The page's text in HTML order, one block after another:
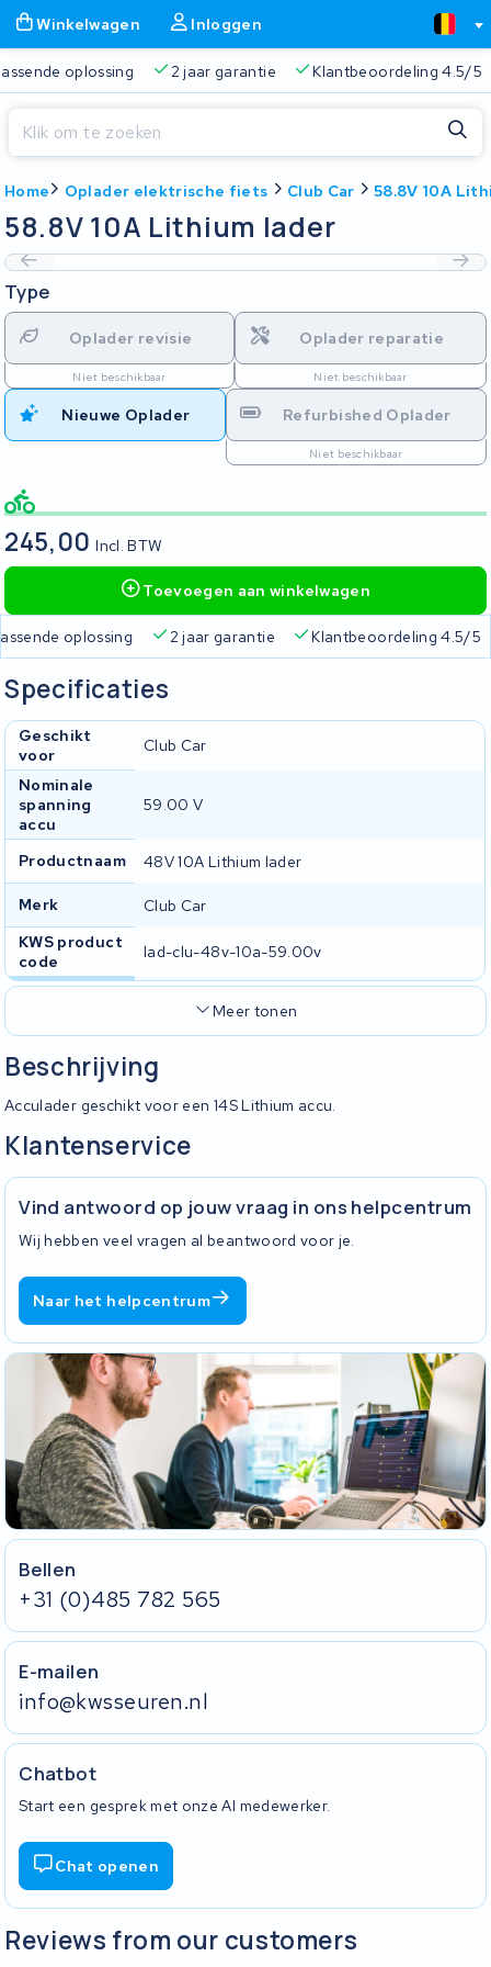
Winkelwagen Inloggen
oplossing 2 jaar garantie Klantbeoordeling 4.5/5
Home Oplader elektrische fiets Club Car 58.8V 10A
58.8V 10A Lithium lader
Type
Oplader revisie
Niet beschikbaar
Oplader reparatie
Niet beschikbaar
Nieuwe Oplader Refurbished Oplader
Niet beschikbaar
245,00Incl. BTW
Toevoegen aan winkelwagen
oplossing 2 jaar garantie Klantbeoordeling 4.5/5
Beschrijving
Acculader geschikt voor een 14S Lithium accu.
Specificaties
Geschikt
voor
Club Car
Nominale
spanning
accu
59.00 V
Productnaam 48V 10A Lithium lader
Merk
Club Car
KWS product
code
lad-clu-48v-10a-59.00v
Meer tonen
Klantenservice
Vind antwoord op jouw vraag in ons helpcentrum
Wij hebben veel vragen al beantwoord voor je.
Naar het helpcentrum
Bellen
+31 (0)485 782 565
E-mailen
info@kwsseuren.nl
Chatbot
Start een gesprek met onze AI medewerker.
Chat openen
Reviews from our customers
Winkelwagen
Je winkelwagen is leeg.
Altijd een passende oplossing 2
Sluiten
Begin te typen in de zoekbalk om te zoeken